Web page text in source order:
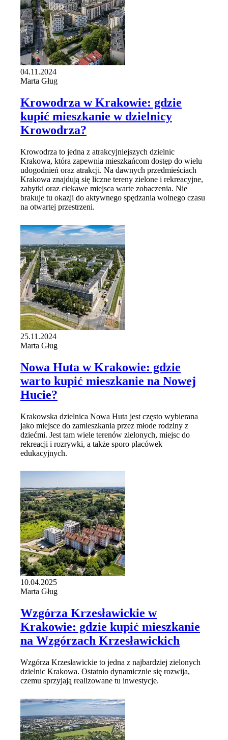
04.11.2024
Marta Gług
Krowodrza w Krakowie: gdzie
kupić mieszkanie w dzielnicy
Krowodrza?
Krowodrza to jedna z atrakcyjniejszych dzielnic
Krakowa, która zapewnia mieszkańcom dostęp do wielu
udogodnień oraz atrakcji. Na dawnych przedmieściach
Krakowa znajdują się liczne tereny zielone i rekreacyjne,
zabytki oraz ciekawe miejsca warte zobaczenia. Nie
brakuje tu okazji do aktywnego spędzania wolnego czasu
na otwartej przestrzeni.
25.11.2024
Marta Gług
Nowa Huta w Krakowie: gdzie
warto kupić mieszkanie na Nowej
Hucie?
Krakowska dzielnica Nowa Huta jest często wybierana
jako miejsce do zamieszkania przez młode rodziny z
dziećmi. Jest tam wiele terenów zielonych, miejsc do
rekreacji i rozrywki, a także sporo placówek
edukacyjnych.
10.04.2025
Marta Gług
Wzgórza Krzesławickie w
Krakowie: gdzie kupić mieszkanie
na Wzgórzach Krzesławickich
Wzgórza Krzesławickie to jedna z najbardziej zielonych
dzielnic Krakowa. Ostatnio dynamicznie się rozwija,
czemu sprzyjają realizowane tu inwestycje.